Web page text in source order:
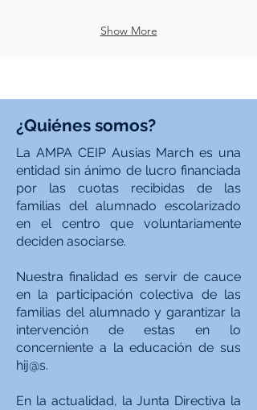
Show More
¿Quiénes somos?
La AMPA CEIP Ausias March es una
entidad sin ánimo de lucro financiada
por las cuotas recibidas de las
familias del alumnado escolarizado
en el centro que voluntariamente
deciden asociarse. ​
Nuestra finalidad es servir de cauce
en la participación colectiva de las
familias del alumnado y garantizar la
intervención de estas en lo
concerniente a la educación de sus
hij@s.
​En la actualidad, la Junta Directiva la